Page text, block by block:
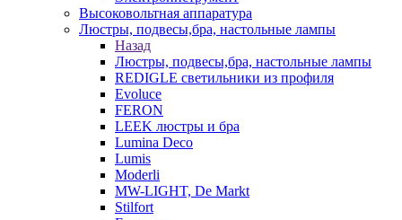
Высоковольтная аппаратура
Люстры, подвесы,бра, настольные лампы
Назад
Люстры, подвесы,бра, настольные лампы
REDIGLE светильники из профиля
Evoluce
FERON
LEEK люстры и бра
Lumina Deco
Lumis
Moderli
MW-LIGHT, De Markt
Stilfort